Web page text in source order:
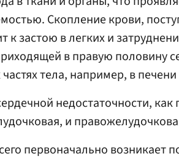
Скопление крови,
к застою в легких и
в правую половину
частях тела, например, в
недостаточности, как
и
первоначально возникает